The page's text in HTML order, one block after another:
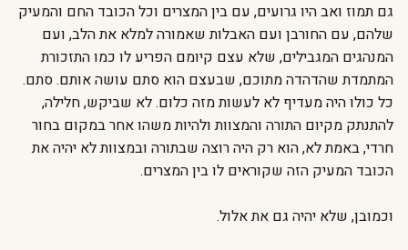
גם תמוז ואב היו גרועים, עם בין המצרים וכל הכובד החם והמעיק
שלהם, עם החורבן ועם האבלות שאמורה למלא את הלב, ועם
המנהגים המגבילים, שלא עצם קיומם הפריע לו כמו התזכורת
המתמדת שהדהדה מתוכם, שבעצם הוא סתם עושה אותם. סתם.
כל כולו היה מעדיף לא לעשות מזה כלום. לא שביקש, חלילה,
להתנתק מקיום התורה והמצוות ולהיות משהו אחר במקום בחור
חרדי, באמת לא, הוא רק היה רוצה שבתורה ובמצוות לא יהיה את
הכובד המעיק הזה שקוראים לו בין המצרים.
וכמובן, שלא יהיה גם את אלול.